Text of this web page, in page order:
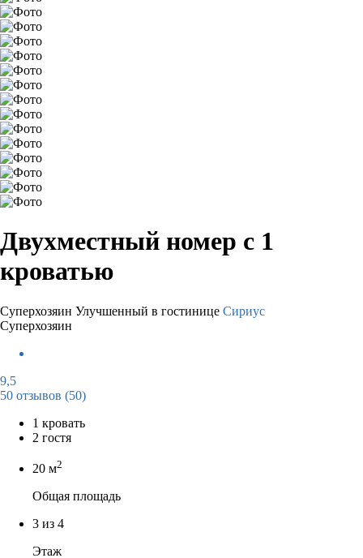
Двухместный номер с 1
кроватью
Суперхозяин Улучшенный в гостинице Сириус
Суперхозяин
9,5
50 отзывов (50)
1 кровать
2 гостя
20 м2
Общая площадь
3 из 4
Этаж